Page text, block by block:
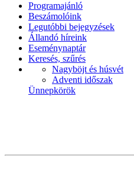
Programajánló
Beszámolóink
Legutóbbi bejegyzések
Állandó híreink
Eseménynaptár
Keresés, szűrés
Nagyböjt és húsvét
Adventi időszak
Ünnepkörök